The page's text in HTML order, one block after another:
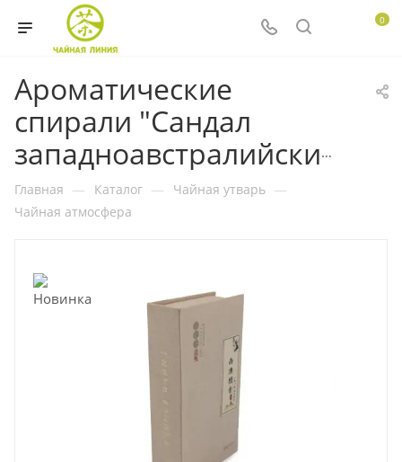
0
Ароматические
спирали "Сандал
западноавстралийский"
Главная — Каталог — Чайная утварь —
Чайная атмосфера